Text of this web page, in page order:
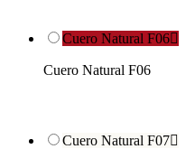
Cuero Natural F06
Cuero Natural F06
Cuero Natural F07